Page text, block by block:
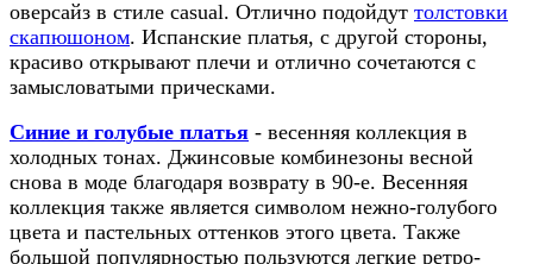
оверсайз в стиле casual. Отлично подойдут толстовки
скапюшоном. Испанские платья, с другой стороны,
красиво открывают плечи и отлично сочетаются с
замысловатыми прическами.
Синие и голубые платья - весенняя коллекция в
холодных тонах. Джинсовые комбинезоны весной
снова в моде благодаря возврату в 90-е. Весенняя
коллекция также является символом нежно-голубого
цвета и пастельных оттенков этого цвета. Также
большой популярностью пользуются легкие ретро-